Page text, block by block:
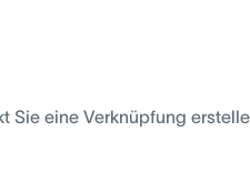
Sie eine Verknüpfung